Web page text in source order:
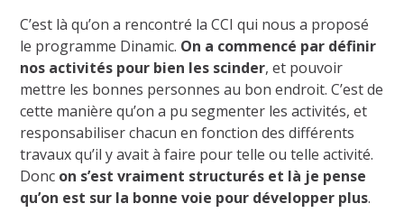
C’est là qu’on a rencontré la CCI qui nous a proposé
le programme Dinamic. On a commencé par définir
nos activités pour bien les scinder, et pouvoir
mettre les bonnes personnes au bon endroit. C’est de
cette manière qu’on a pu segmenter les activités, et
responsabiliser chacun en fonction des différents
travaux qu’il y avait à faire pour telle ou telle activité.
Donc on s’est vraiment structurés et là je pense
qu’on est sur la bonne voie pour développer plus.